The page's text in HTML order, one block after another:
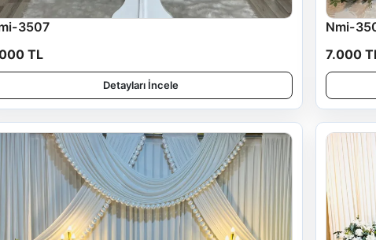
3507
TL
Detayları İncele
Nmi-
7.000